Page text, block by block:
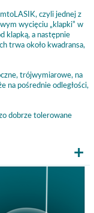
czyli jednej z
wycięciu „klapki” w
klapką, a następnie
trwa około kwadransa,
trójwymiarowe, na
na pośrednie odległości,
dobrze tolerowane